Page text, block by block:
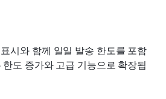
시와 함께 일일 발송 한도를 포함
도 증가와 고급 기능으로 확장됩